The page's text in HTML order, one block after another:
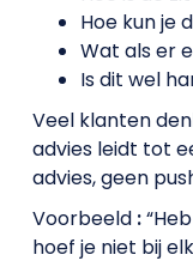
Hoe kun je
Wat als er
Is dit wel
Veel klanten
advies leidt tot
advies, geen
Voorbeeld :
hoef je niet bij